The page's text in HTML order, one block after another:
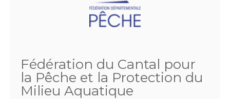
Fédération du Cantal pour
la Pêche et la Protection du
Milieu Aquatique